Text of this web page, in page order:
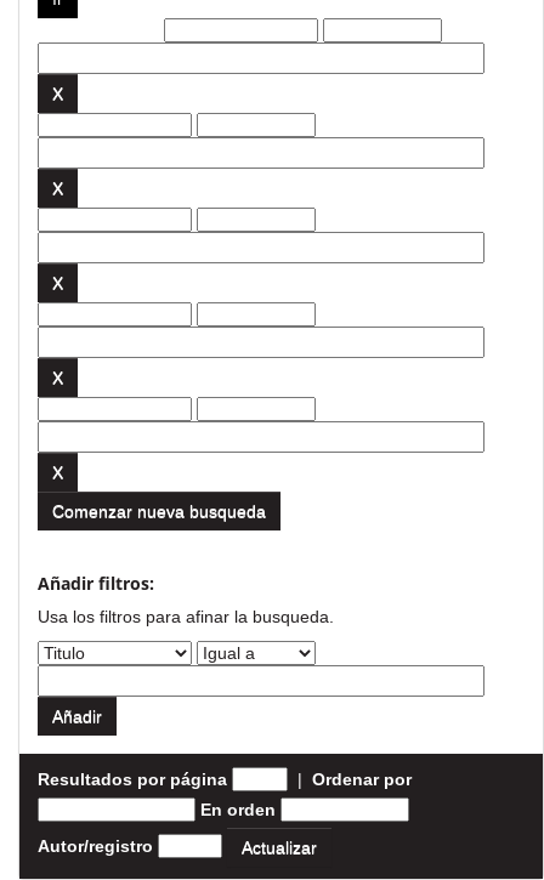
Comenzar nueva busqueda
Añadir filtros:
Usa los filtros para afinar la busqueda.
Resultados por página | Ordenar por
En orden
Autor/registro